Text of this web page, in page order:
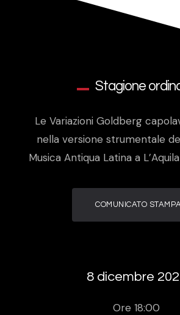
Stagione
Le Variazioni Goldberg
nella versione strumentale
Musica Antiqua Latina a
COMUNICATO
8 dicembre
Ore 18:00